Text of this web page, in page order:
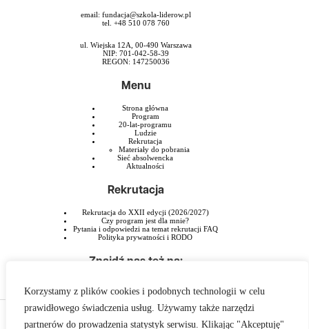
Korzystamy z plików cookies i podobnych technologii w celu
prawidłowego świadczenia usług. Używamy także narzędzi
partnerów do prowadzenia statystyk serwisu. Klikając "Akceptuję"
email:fundacja@szkola-liderow.pl
tel. +48 510 078 760
ul. Wiejska 12A, 00-490 Warszawa
NIP: 701-042-58-39
REGON: 147250036
Menu
Strona główna
Program
20-lat-programu
Ludzie
Rekrutacja
Materiały do pobrania
Sieć absolwencka
Aktualności
Rekrutacja
Rekrutacja do XXII edycji (2026/2027)
Czy program jest dla mnie?
Pytania i odpowiedzi na temat rekrutacji FAQ
Polityka prywatności i RODO
Znajdź nas też na:
Wolności realizowanym przez Szkołę Liderstwa im. Zbigniewa Pełczyńskiego.